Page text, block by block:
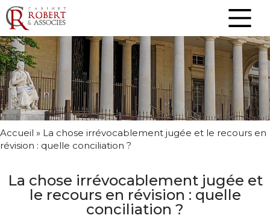
Accueil » La chose irrévocablement jugée et le recours en
révision : quelle conciliation ?
La chose irrévocablement jugée et
le recours en révision : quelle
conciliation ?